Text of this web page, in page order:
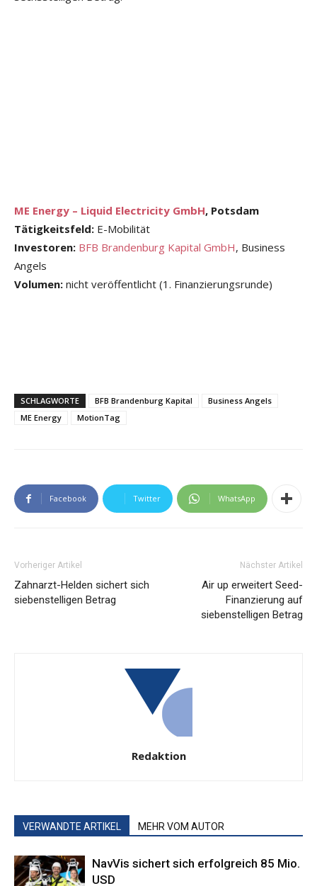
ME Energy – Liquid Electricity GmbH, Potsdam
Tätigkeitsfeld: E-Mobilität
Investoren: BFB Brandenburg Kapital GmbH, Business
Angels
Volumen: nicht veröffentlicht (1. Finanzierungsrunde)
SCHLAGWORTE BFB Brandenburg Kapital
Business Angels
ME Energy
MotionTag
Facebook Twitter WhatsApp
Vorheriger Artikel
Zahnarzt-Helden sichert sich
siebenstelligen Betrag
Nächster Artikel
Air up erweitert Seed-
Finanzierung auf
siebenstelligen Betrag
Redaktion
VERWANDTE ARTIKEL MEHR VOM AUTOR
NavVis sichert sich erfolgreich 85 Mio.
USD